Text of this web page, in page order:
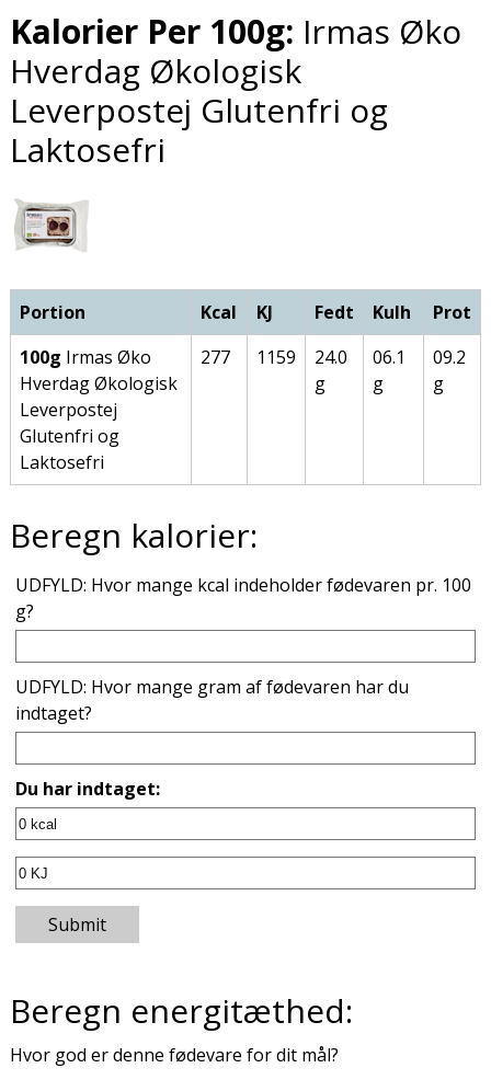
Kalorier Per 100g: Irmas Øko
Hverdag Økologisk
Leverpostej Glutenfri og
Laktosefri
Portion Kcal KJ Fedt Kulh
Prot
100g Irmas Øko
Hverdag Økologisk
Leverpostej
Glutenfri og
Laktosefri
277 1159
24.0
g
06.1
g
09.2
g
Beregn kalorier:
UDFYLD: Hvor mange kcal indeholder fødevaren pr. 100
g?
UDFYLD: Hvor mange gram af fødevaren har du
indtaget?
Du har indtaget:
Submit
Beregn energitæthed:
Hvor god er denne fødevare for dit mål?